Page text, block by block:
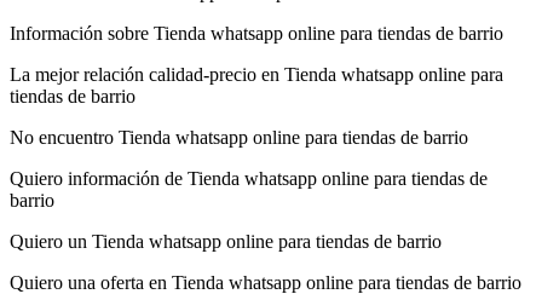
Información sobre Tienda whatsapp online para tiendas de barrio
La mejor relación calidad-precio en Tienda whatsapp online para
tiendas de barrio
No encuentro Tienda whatsapp online para tiendas de barrio
Quiero información de Tienda whatsapp online para tiendas de
barrio
Quiero un Tienda whatsapp online para tiendas de barrio
Quiero una oferta en Tienda whatsapp online para tiendas de barrio